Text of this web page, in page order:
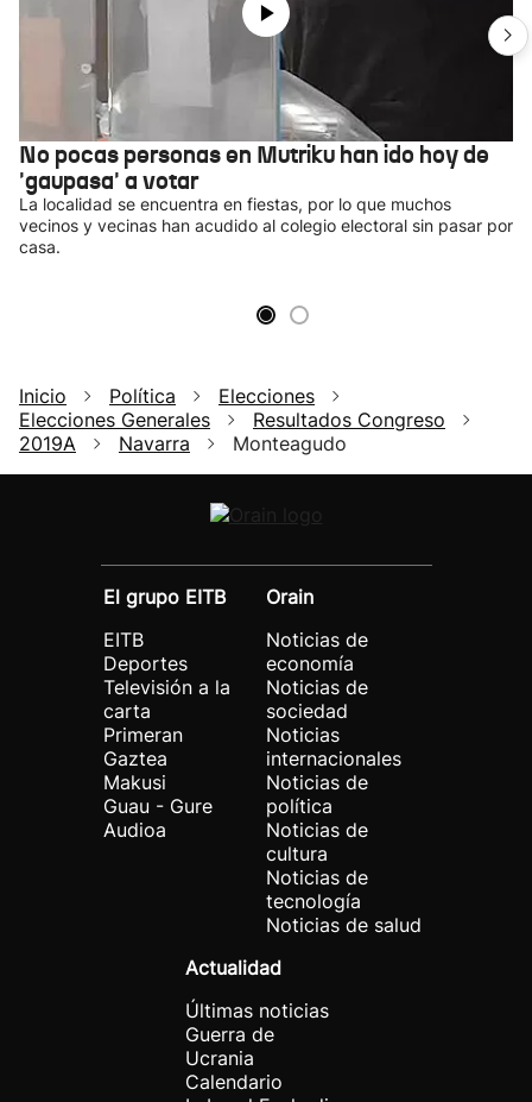
No pocas personas en Mutriku han ido hoy de
'gaupasa' a votar
La localidad se encuentra en fiestas, por lo que muchos
vecinos y vecinas han acudido al colegio electoral sin pasar por
casa.
Inicio Política
Elecciones
Elecciones Generales
Resultados Congreso
2019A
Navarra Monteagudo
El grupo EITB
EITB
Deportes
Televisión a la
carta
Primeran
Gaztea
Makusi
Guau - Gure
Audioa
Orain
Noticias de
economía
Noticias de
sociedad
Noticias
internacionales
Noticias de
política
Noticias de
cultura
Noticias de
tecnología
Noticias de salud
Actualidad
Últimas noticias
Guerra de
Ucrania
Calendario